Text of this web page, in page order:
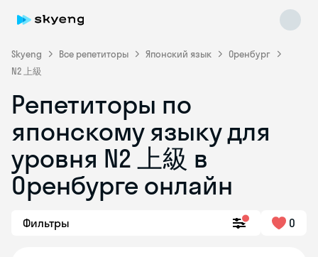
Skyeng Все репетиторы Японский язык
Оренбург
N2 上級
Репетиторы по
японскому языку для
уровня N2 上級 в
Оренбурге онлайн
Фильтры 0
online